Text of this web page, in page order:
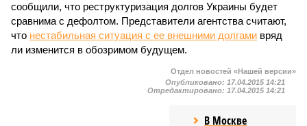
сообщили, что реструктуризация долгов Украины будет
сравнима с дефолтом. Представители агентства считают,
что нестабильная ситуация с ее внешними долгами вряд
ли изменится в обозримом будущем.
Отдел новостей «Нашей версии»
Опубликовано: 17.04.2015 14:21
Отредактировано: 17.04.2015 14:21
В Москве